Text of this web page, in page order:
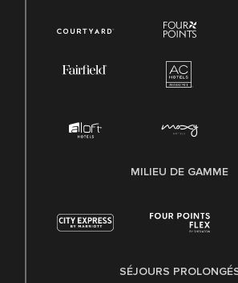
MILIEU DE GAMME
SÉJOURS